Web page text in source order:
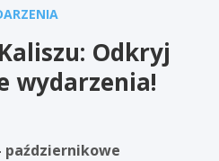
Odkryj
wydarzenia!
październikowe